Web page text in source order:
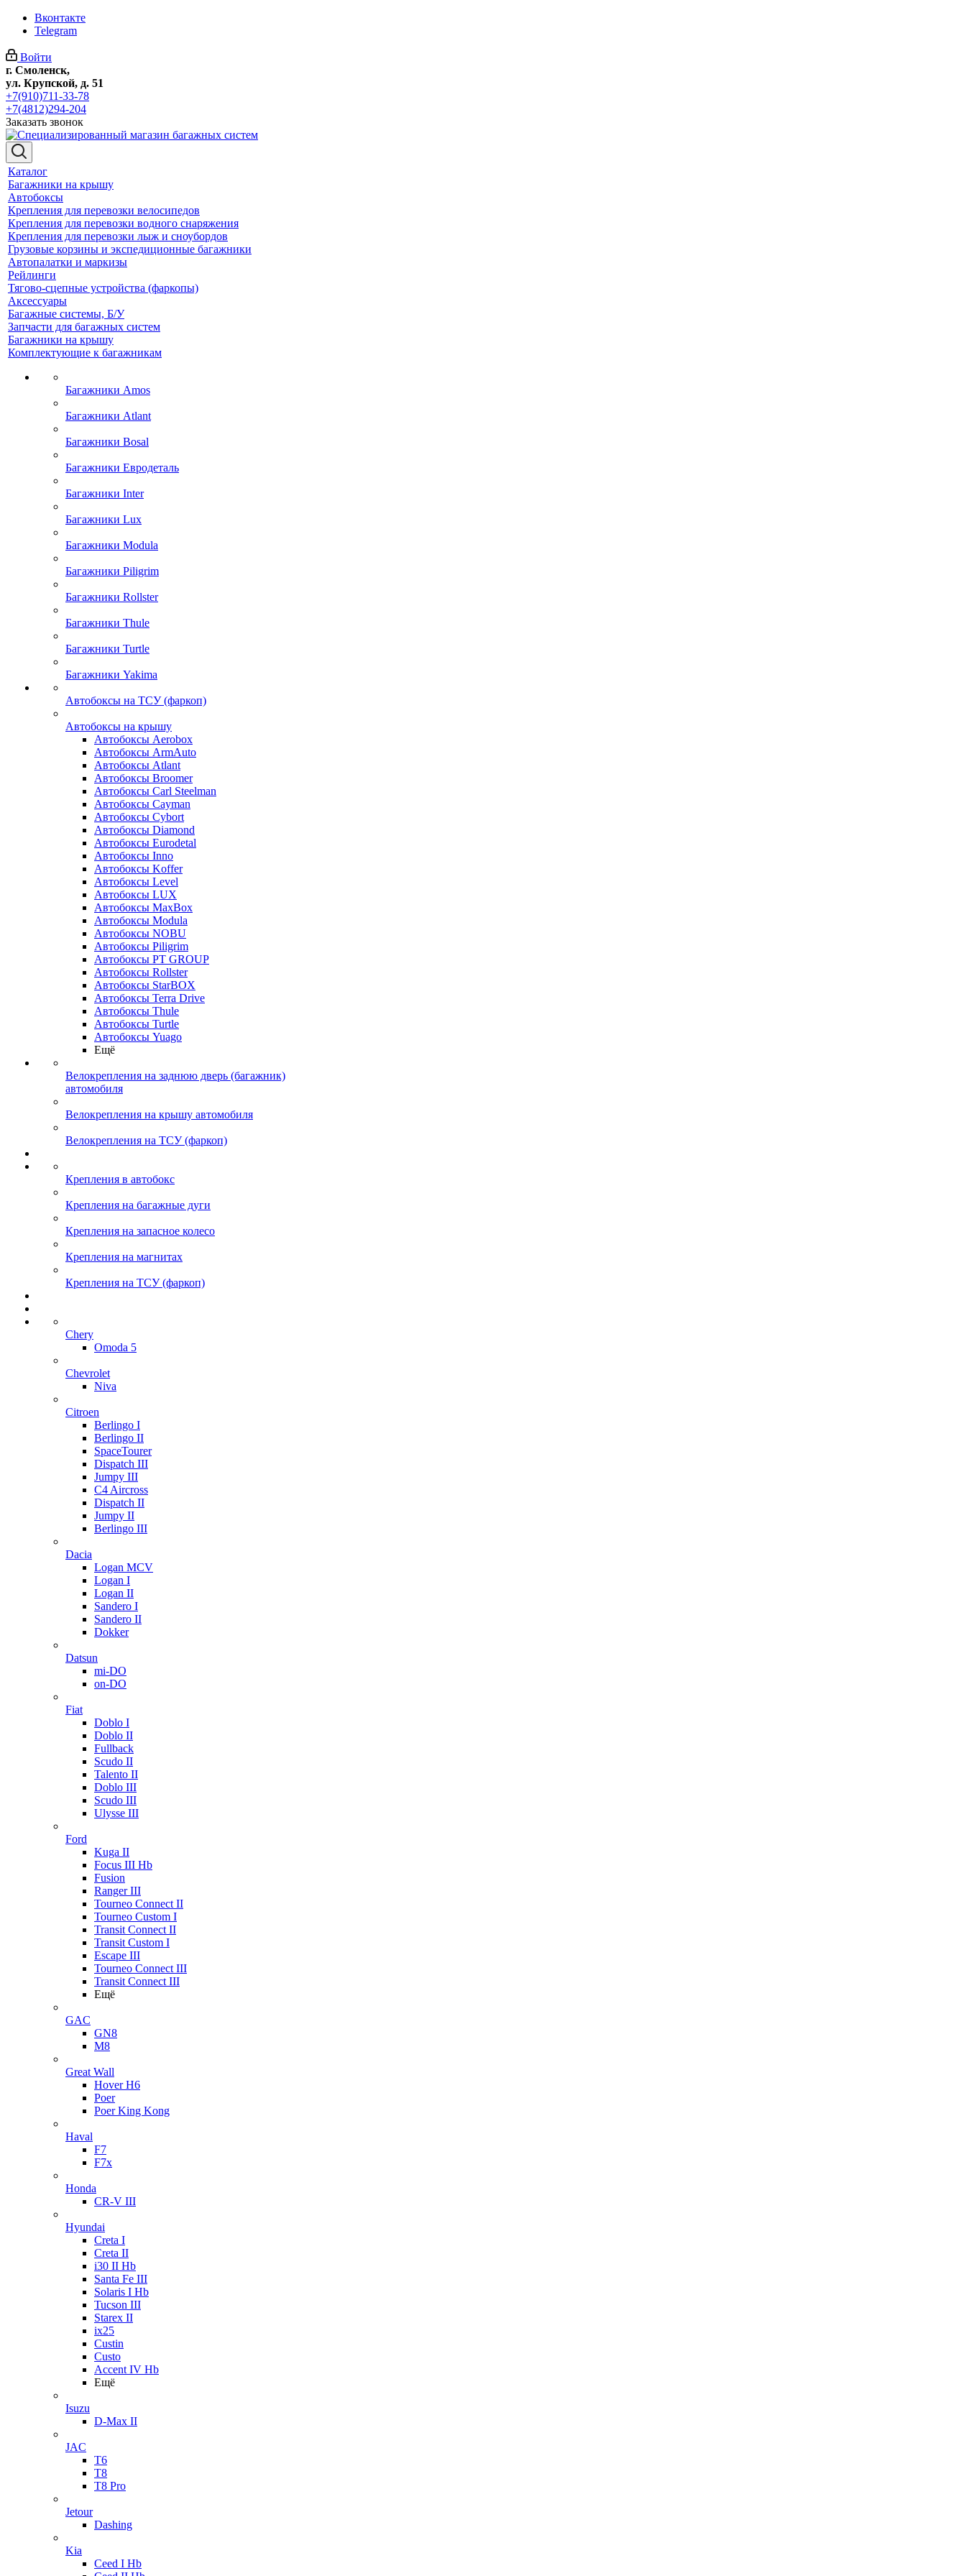
Вконтакте
Telegram
Войти
г. Смоленск,
ул. Крупской, д. 51
+7(910)711-33-78
+7(4812)294-204
Заказать звонок
Каталог
Багажники на крышу
Автобоксы
Крепления для перевозки велосипедов
Крепления для перевозки водного снаряжения
Крепления для перевозки лыж и сноубордов
Грузовые корзины и экспедиционные багажники
Автопалатки и маркизы
Рейлинги
Тягово-сцепные устройства (фаркопы)
Аксессуары
Багажные системы, Б/У
Запчасти для багажных систем
Багажники на крышу
Комплектующие к багажникам
Багажники Amos
Багажники Atlant
Багажники Bosal
Багажники Евродеталь
Багажники Inter
Багажники Lux
Багажники Modula
Багажники Piligrim
Багажники Rollster
Багажники Thule
Багажники Turtle
Багажники Yakima
Автобоксы на ТСУ (фаркоп)
Автобоксы на крышу
Автобоксы Aerobox
Автобоксы ArmAuto
Автобоксы Atlant
Автобоксы Broomer
Автобоксы Carl Steelman
Автобоксы Cayman
Автобоксы Cybort
Автобоксы Diamond
Автобоксы Eurodetal
Автобоксы Inno
Автобоксы Koffer
Автобоксы Level
Автобоксы LUX
Автобоксы MaxBox
Автобоксы Modula
Автобоксы NOBU
Автобоксы Piligrim
Автобоксы PT GROUP
Автобоксы Rollster
Автобоксы StarBOX
Автобоксы Terra Drive
Автобоксы Thule
Автобоксы Turtle
Автобоксы Yuago
Ещё
Велокрепления на заднюю дверь (багажник)
автомобиля
Велокрепления на крышу автомобиля
Велокрепления на ТСУ (фаркоп)
Крепления в автобокс
Крепления на багажные дуги
Крепления на запасное колесо
Крепления на магнитах
Крепления на ТСУ (фаркоп)
Chery
Omoda 5
Chevrolet
Niva
Citroen
Berlingo I
Berlingo II
SpaceTourer
Dispatch III
Jumpy III
C4 Aircross
Dispatch II
Jumpy II
Berlingo III
Dacia
Logan MCV
Logan I
Logan II
Sandero I
Sandero II
Dokker
Datsun
mi-DO
on-DO
Fiat
Doblo I
Doblo II
Fullback
Scudo II
Talento II
Doblo III
Scudo III
Ulysse III
Ford
Kuga II
Focus III Hb
Fusion
Ranger III
Tourneo Connect II
Tourneo Custom I
Transit Connect II
Transit Custom I
Escape III
Tourneo Connect III
Transit Connect III
Ещё
GAC
GN8
M8
Great Wall
Hover H6
Poer
Poer King Kong
Haval
F7
F7x
Honda
CR-V III
Hyundai
Creta I
Creta II
i30 II Hb
Santa Fe III
Solaris I Hb
Tucson III
Starex II
ix25
Custin
Custo
Accent IV Hb
Ещё
Isuzu
D-Max II
JAC
T6
T8
T8 Pro
Jetour
Dashing
Kia
Ceed I Hb